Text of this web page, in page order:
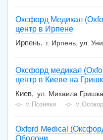
Оксфорд Медикал
центр в Ирпене
Ирпень
г. Ирпень, ул.
Оксфорд медикал
центр в Киеве на
Киев
ул. Михаила
м.Позняки
Oxford Medical
Оболони